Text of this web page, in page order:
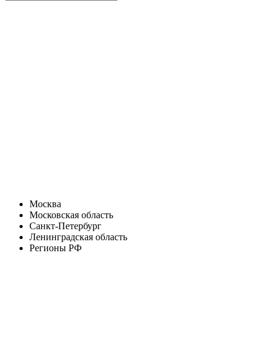
Москва
Московская область
Санкт-Петербург
Ленинградская область
Регионы РФ